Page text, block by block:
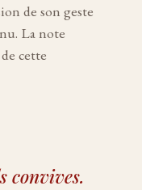
de son geste
La note
cette
convives.